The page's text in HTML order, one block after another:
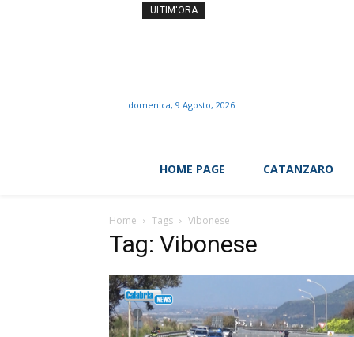
ULTIM'ORA
domenica, 9 Agosto, 2026
HOME PAGE CATANZARO
Home Tags Vibonese
Tag: Vibonese